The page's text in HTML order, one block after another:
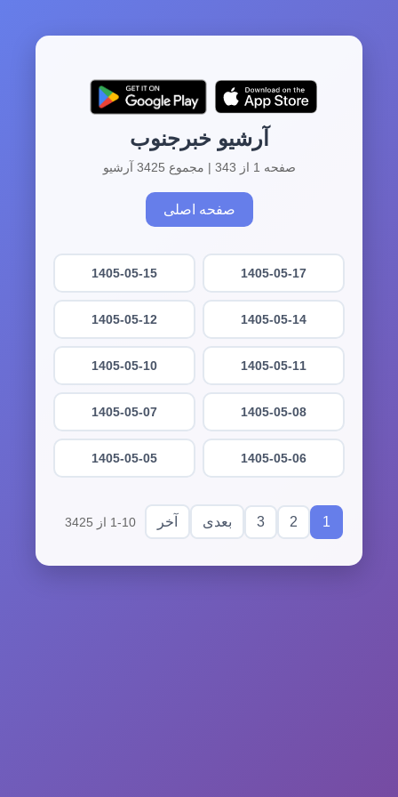
آرشیو خبرجنوب
صفحه 1 از 343 | مجموع 3425 آرشیو
صفحه اصلی
1405-05-17
1405-05-15
1405-05-14
1405-05-12
1405-05-11
1405-05-10
1405-05-08
1405-05-07
1405-05-06
1405-05-05
1
2
3 بعدی آخر 1-10 از 3425